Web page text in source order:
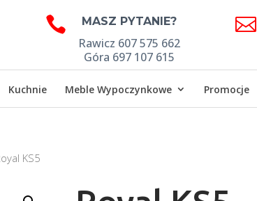
 MASZ PYTANIE?
Rawicz 607 575 662
Góra 697 107 615

Kuchnie Meble Wypoczynkowe Promocje
KS5